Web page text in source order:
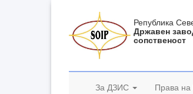
Република
Државен
сопственост
За ДЗИС Права